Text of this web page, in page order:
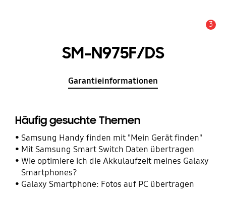
3
SM-N975F/DS
Garantieinformationen
Häufig gesuchte Themen
Samsung Handy finden mit "Mein Gerät finden"
Mit Samsung Smart Switch Daten übertragen
Wie optimiere ich die Akkulaufzeit meines Galaxy
Smartphones?
Galaxy Smartphone: Fotos auf PC übertragen